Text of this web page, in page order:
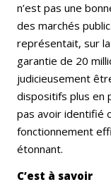
n’est pas une
des marchés
représentait, sur
garantie de 20
judicieusement
dispositifs plus en
pas avoir identifié
fonctionnement
étonnant.
C’est à savoir